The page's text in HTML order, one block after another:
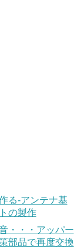
る-アンテナ基
の製作
・・・アッパー
部品で再度交換